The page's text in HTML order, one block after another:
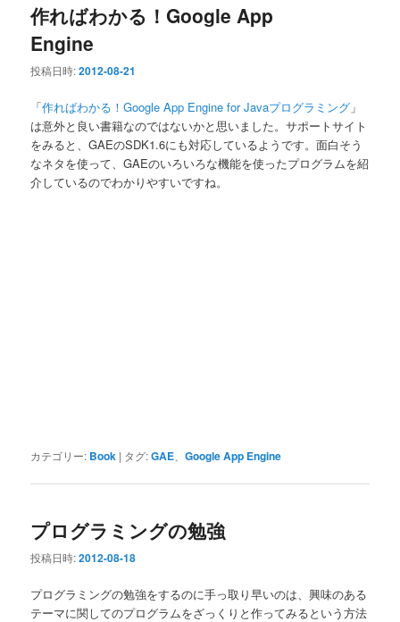
作ればわかる！Google App
Engine
投稿日時:2012-08-21
「作ればわかる！Google App Engine for Javaプログラミング 」
は意外と良い書籍なのではないかと思いました。サポートサイト
をみると、GAEのSDK1.6にも対応しているようです。面白そう
なネタを使って、GAEのいろいろな機能を使ったプログラムを紹
介しているのでわかりやすいですね。
カテゴリー: Book | タグ:GAE、Google App Engine
プログラミングの勉強
投稿日時:2012-08-18
プログラミングの勉強をするのに手っ取り早いのは、興味のある
テーマに関してのプログラムをざっくりと作ってみるという方法